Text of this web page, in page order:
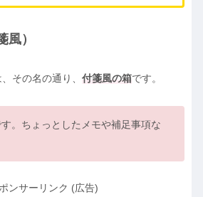
風）
、その名の通り、 付箋風の箱です。
。ちょっとしたメモや補足事項な
ンサーリンク (広告)